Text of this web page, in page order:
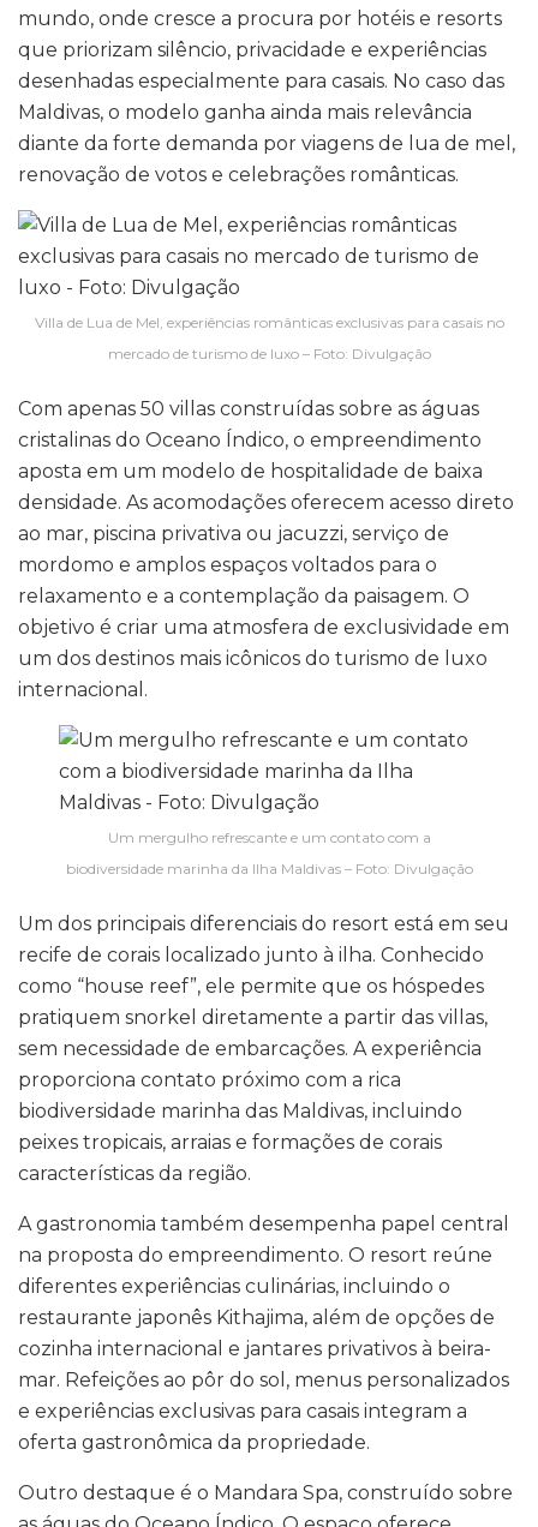
mundo, onde cresce a procura por hotéis e resorts
que priorizam silêncio, privacidade e experiências
desenhadas especialmente para casais. No caso das
Maldivas, o modelo ganha ainda mais relevância
diante da forte demanda por viagens de lua de mel,
renovação de votos e celebrações românticas.
Villa de Lua de Mel, experiências românticas exclusivas para casais no
mercado de turismo de luxo – Foto: Divulgação
Com apenas 50 villas construídas sobre as águas
cristalinas do Oceano Índico, o empreendimento
aposta em um modelo de hospitalidade de baixa
densidade. As acomodações oferecem acesso direto
ao mar, piscina privativa ou jacuzzi, serviço de
mordomo e amplos espaços voltados para o
relaxamento e a contemplação da paisagem. O
objetivo é criar uma atmosfera de exclusividade em
um dos destinos mais icônicos do turismo de luxo
internacional.
Um mergulho refrescante e um contato com a
biodiversidade marinha da Ilha Maldivas – Foto: Divulgação
Um dos principais diferenciais do resort está em seu
recife de corais localizado junto à ilha. Conhecido
como “house reef”, ele permite que os hóspedes
pratiquem snorkel diretamente a partir das villas,
sem necessidade de embarcações. A experiência
proporciona contato próximo com a rica
biodiversidade marinha das Maldivas, incluindo
peixes tropicais, arraias e formações de corais
características da região.
A gastronomia também desempenha papel central
na proposta do empreendimento. O resort reúne
diferentes experiências culinárias, incluindo o
restaurante japonês Kithajima, além de opções de
cozinha internacional e jantares privativos à beira-
mar. Refeições ao pôr do sol, menus personalizados
e experiências exclusivas para casais integram a
oferta gastronômica da propriedade.
Outro destaque é o Mandara Spa, construído sobre